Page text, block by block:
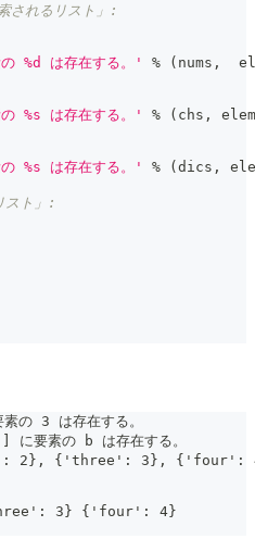
れるリスト」:
%d は存在する。' % ( nums ,
%s は存在する。' % ( chs ,
elem
%s は存在する。' % (dics ,
ト」:
3 は存在する。
素の b は存在する。
2}, {'three': 3}, {'four': 4}]
3} {'four': 4}